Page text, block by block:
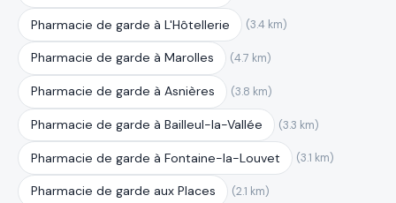
Pharmacie de garde à L'Hôtellerie (3.4 km)
Pharmacie de garde à Marolles (4.7 km)
Pharmacie de garde à Asnières (3.8 km)
Pharmacie de garde à Bailleul-la-Vallée (3.3 km)
Pharmacie de garde à Fontaine-la-Louvet (3.1 km)
Pharmacie de garde aux Places (2.1 km)